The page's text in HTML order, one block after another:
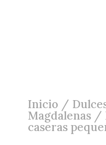
Inicio /
Magdalenas /
caseras